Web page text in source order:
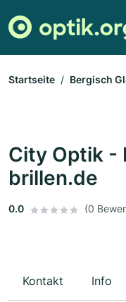
Startseite Bergisch
City Optik -
brillen.de
0.0 (0
Kontakt Info